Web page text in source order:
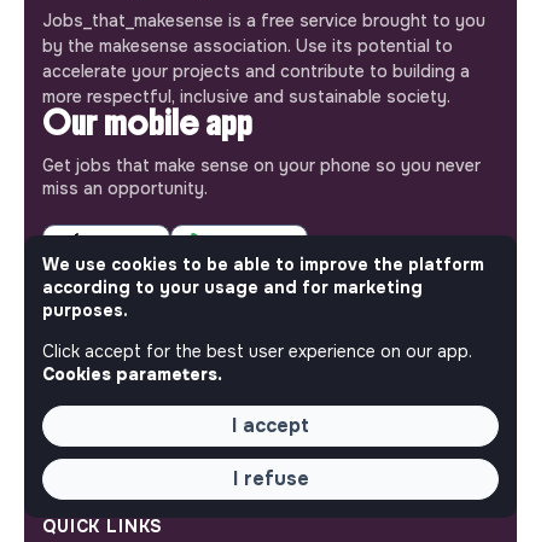
Jobs_that_makesense is a free service brought to you
by the makesense association. Use its potential to
accelerate your projects and contribute to building a
more respectful, inclusive and sustainable society.
Our mobile app
Get jobs that make sense on your phone so you never
miss an opportunity.
ABOUT
Our mission and impact
QUICK LINKS
We use cookies to be able to improve the platform
according to your usage and for marketing
purposes.
Click accept for the best user experience on our app.
Cookies parameters.
I accept
I refuse